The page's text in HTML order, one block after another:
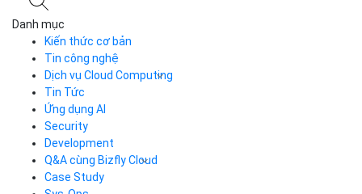
Danh mục
Kiến thức cơ bản
Tin công nghệ
Dịch vụ Cloud Computing
Cloud Server
CDN
Load Balancer
Auto Scaling
Container Registry
Kubernetes
Cloud Database
Tin Tức
Ứng dụng AI
Security
Development
Q&A cùng Bizfly Cloud
Q&A về Bizfly Cloud Server
Case Study